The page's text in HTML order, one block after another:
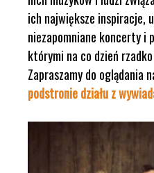
ich największe inspiracje,
niezapomniane koncerty i
którymi na co dzień
Zapraszamy do oglądania
podstronie działu z